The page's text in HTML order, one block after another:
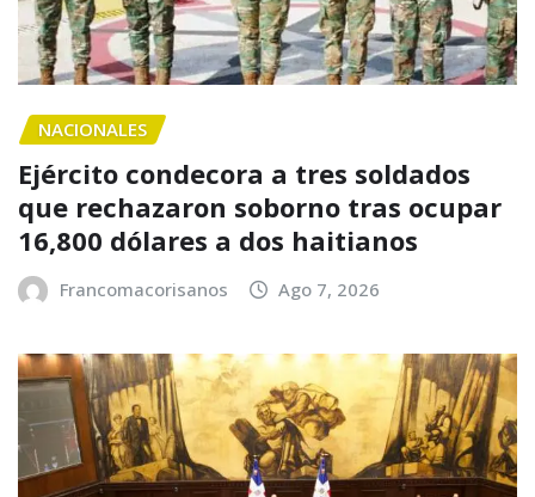
NACIONALES
Ejército condecora a tres soldados
que rechazaron soborno tras ocupar
16,800 dólares a dos haitianos
Francomacorisanos Ago 7, 2026